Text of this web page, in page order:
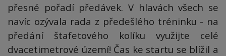
přesné pořadí předávek. V hlavách všech se
navíc ozývala rada z předešlého tréninku - na
předání štafetového kolíku využijte celé
dvacetimetrové území! Čas ke startu se blížil a